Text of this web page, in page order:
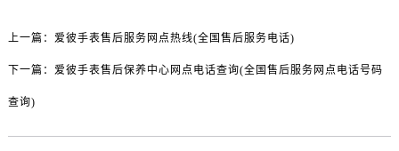
安徽省阜阳市颍州区颍州北路爱彼售后服务中心（需提前预约）
上一篇： 爱彼手表售后服务网点热线(全国售后服务电话)
下一篇： 爱彼手表售后保养中心网点电话查询(全国售后服务网点电话号码
查询)